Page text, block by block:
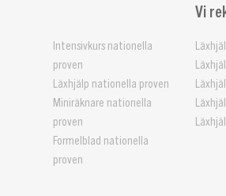
Intensivkurs nationella
proven
Läxhjälp nationella proven
Miniräknare nationella
proven
Formelblad nationella
proven
Vi